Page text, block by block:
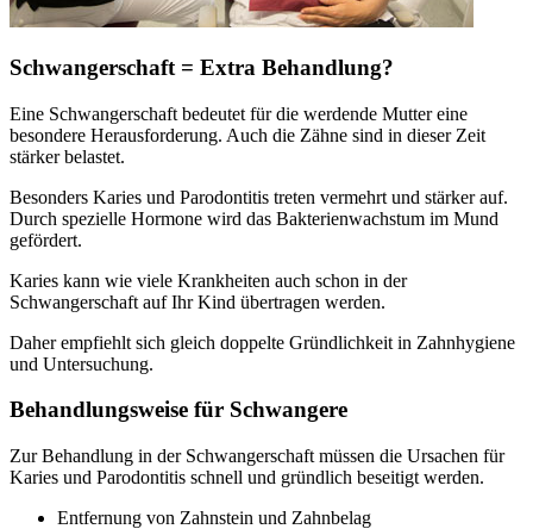
Schwangerschaft = Extra Behandlung?
Eine Schwangerschaft bedeutet für die werdende Mutter eine
besondere Herausforderung. Auch die Zähne sind in dieser Zeit
stärker belastet.
Besonders Karies und Parodontitis treten vermehrt und stärker auf.
Durch spezielle Hormone wird das Bakterienwachstum im Mund
gefördert.
Karies kann wie viele Krankheiten auch schon in der
Schwangerschaft auf Ihr Kind übertragen werden.
Daher empfiehlt sich gleich doppelte Gründlichkeit in Zahnhygiene
und Untersuchung.
Behandlungsweise für Schwangere
Zur Behandlung in der Schwangerschaft müssen die Ursachen für
Karies und Parodontitis schnell und gründlich beseitigt werden.
Entfernung von Zahnstein und Zahnbelag